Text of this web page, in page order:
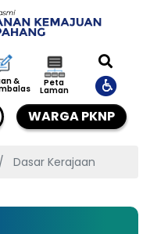
& Peta
Laman
WARGA PKNP
Dasar Kerajaan